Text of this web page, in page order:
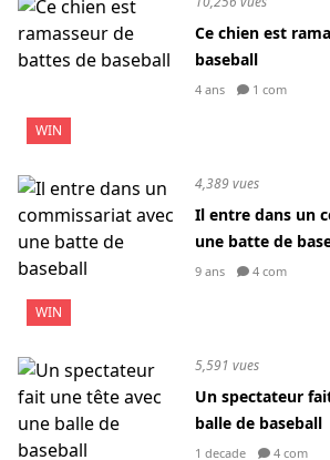
WIN
Ce chien est
baseball
4 ans 1 com
WIN
4,389 vues
Il entre dans un
une batte de
9 ans 4 com
5,591 vues
Un spectateur
balle de baseball
1 decade 4 com